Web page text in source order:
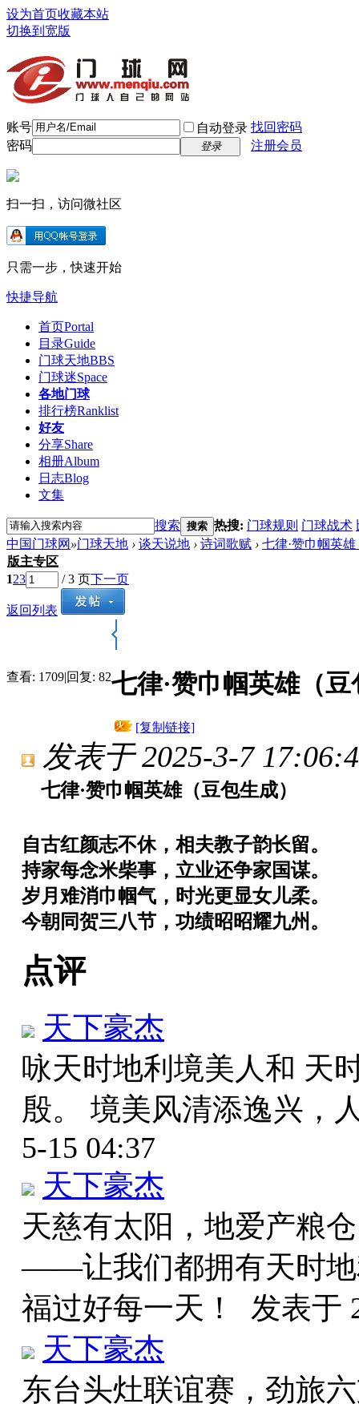
设为首页收藏本站
切换到宽版
账号 自动登录 找回密码
密码
登录 注册会员
扫一扫，访问微社区
只需一步，快速开始
快捷导航
首页Portal
目录Guide
门球天地BBS
门球迷Space
各地门球
排行榜Ranklist
好友
分享Share
相册Album
日志Blog
文集
搜索 搜索 热搜: 门球规则 门球战术
中国门球网 »门球天地 › 谈天说地 › 诗词歌赋 › 七律·赞巾帼英
版主专区
123 / 3 页下一页
返回列表
查看: 1709|回复: 82七律·赞巾帼英雄（
[复制链接]
发表于 2025-3-7
七律·赞巾帼英雄（豆包生成）
自古红颜志不休，相夫教子韵长留。
持家每念米柴事，立业还争家国谋。
岁月难消巾帼气，时光更显女儿柔。
今朝同贺三八节，功绩昭昭耀九州。
点评
天下豪杰
咏天时地利境美人和 天
殷。 境美风清添逸兴，
5-15 04:37
天下豪杰
天慈有太阳，地爱产粮
——让我们都拥有天时地
福过好每一天！ 发表于
天下豪杰
东台头灶联谊赛，劲旅